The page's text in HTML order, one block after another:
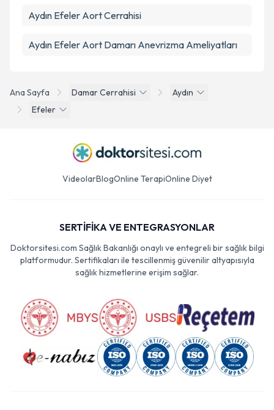
Ana Sayfa Damar Cerrahisi
Aydın
Efeler
Aydın Efeler Aort Cerrahisi
Aydın Efeler Aort Damarı Anevrizma Ameliyatları
VideolarBlogOnline TerapiOnline Diyet
SERTİFİKA VE ENTEGRASYONLAR
Doktorsitesi.com Sağlık Bakanlığı onaylı ve entegreli bir sağlık bilgi
platformudur. Sertifikaları ile tescillenmiş güvenilir altyapısıyla
sağlık hizmetlerine erişim sağlar.